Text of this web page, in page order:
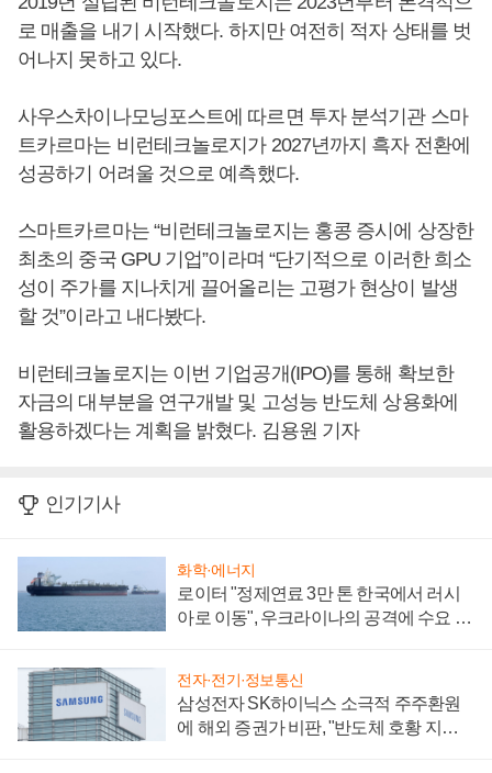
로 매출을 내기 시작했다. 하지만 여전히 적자 상태를 벗
어나지 못하고 있다.
사우스차이나모닝포스트에 따르면 투자 분석기관 스마
트카르마는 비런테크놀로지가 2027년까지 흑자 전환에
성공하기 어려울 것으로 예측했다.
스마트카르마는 “비런테크놀로지는 홍콩 증시에 상장한
최초의 중국 GPU 기업”이라며 “단기적으로 이러한 희소
성이 주가를 지나치게 끌어올리는 고평가 현상이 발생
할 것”이라고 내다봤다.
비런테크놀로지는 이번 기업공개(IPO)를 통해 확보한
자금의 대부분을 연구개발 및 고성능 반도체 상용화에
활용하겠다는 계획을 밝혔다. 김용원 기자
인기기사
화학·에너지
로이터 "정제연료 3만 톤 한국에서 러시
아로 이동", 우크라이나의 공격에 수요 늘
전자·전기·정보통신
삼성전자 SK하이닉스 소극적 주주환원
에 해외 증권가 비판, "반도체 호황 지속